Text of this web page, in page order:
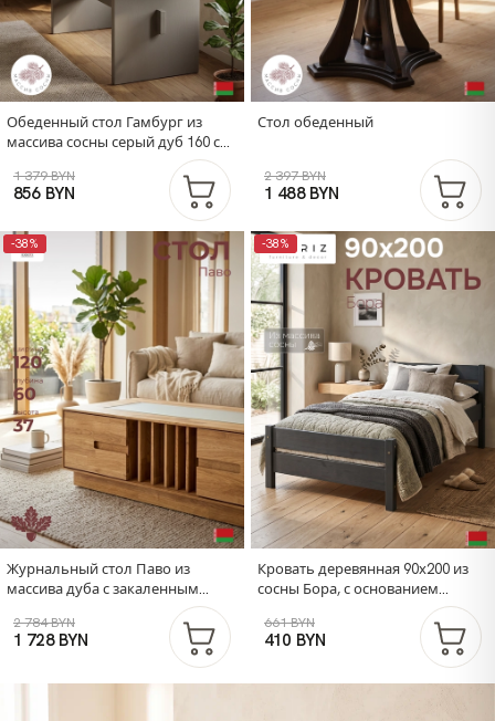
Обеденный стол Гамбург из
массива сосны серый дуб 160 см
1 379 BYN
856 BYN
Стол обеденный
2 397 BYN
1 488 BYN
-38%
Журнальный стол Паво из
массива дуба с закаленным
стеклом / кофейный стол с
местом для хранения и
органайзером для газет и
2 784 BYN
1 728 BYN
-38%
Кровать деревянная 90х200 из
сосны Бора, с основанием
661 BYN
410 BYN